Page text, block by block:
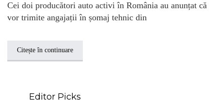
Cei doi producători auto activi în România au anunțat că
vor trimite angajații în șomaj tehnic din
Citește în continuare
Editor Picks